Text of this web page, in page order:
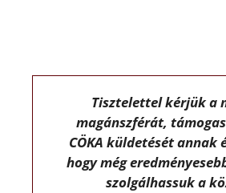
Tisztelettel kérjük a
magánszférát,
CÖKA küldetését annak
hogy még
szolgálhassuk a